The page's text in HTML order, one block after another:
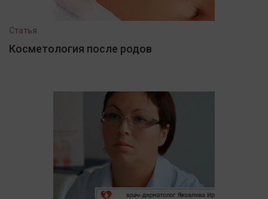
Статья
Косметология после родов